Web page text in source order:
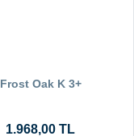
Frost Oak K 3+
1.968,00 TL